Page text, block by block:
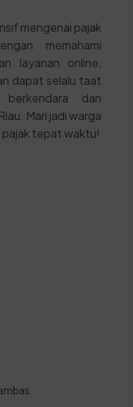
mengenai pajak
memahami
layanan online,
dapat selalu taat
dan
Mari jadi warga
pajak tepat waktu!